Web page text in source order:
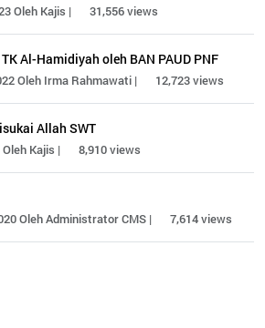
Oleh Kajis | 31,556 views
Al-Hamidiyah oleh BAN PAUD PNF
Oleh Irma Rahmawati | 12,723 views
Allah SWT
Kajis | 8,910 views
Oleh Administrator CMS | 7,614 views